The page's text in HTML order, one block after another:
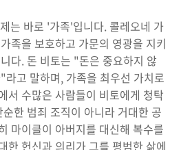
는 바로 '가족'입니다. 콜레오네 가
족을 보호하고 가문의 영광을 지키
다. 돈 비토는 "돈은 중요하지 않
고 말하며, 가족을 최우선 가치로
서 수많은 사람들이 비토에게 청탁
한 범죄 조직이 아니라 거대한 공
마이클이 아버지를 대신해 복수를
한 헌신과 의리가 그를 평범한 삶에